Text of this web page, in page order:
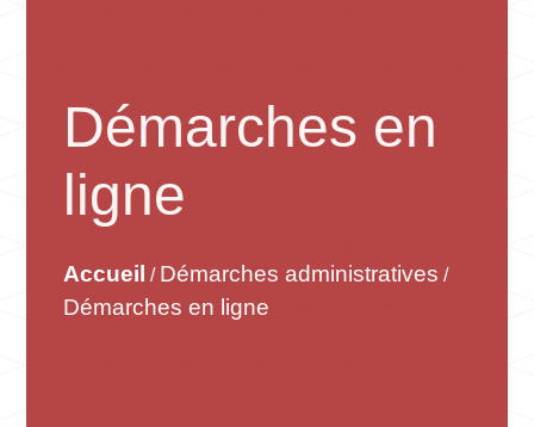
Démarches en
ligne
Accueil / Démarches administratives /
Démarches en ligne